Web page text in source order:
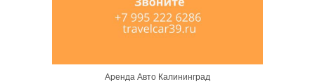
Аренда Авто Калининград